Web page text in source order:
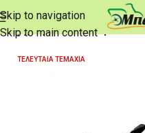
Skip to navigation
Skip to main content
Αρχική σελίδα e-Τρίκυκλα
ΤΕΛΕΥΤΑΊΑ ΤΕΜΆΧΙΑ